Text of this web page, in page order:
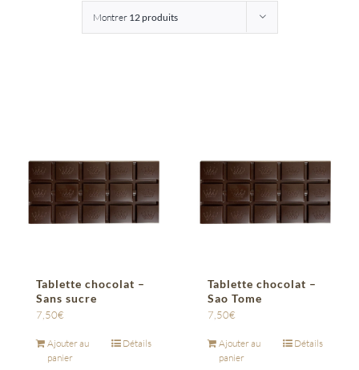
Montrer 12 produits
Tablette chocolat –
Sans sucre
7,50€
Ajouter au
panier
Détails
Tablette chocolat –
Sao Tome
7,50€
Ajouter au
panier
Détails